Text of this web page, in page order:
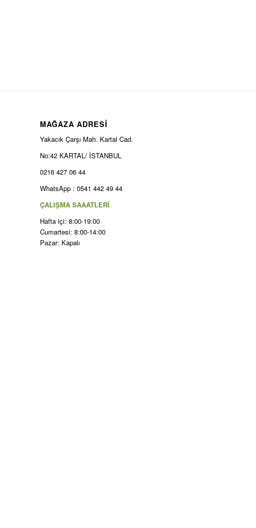
MAĞAZA ADRESİ
Yakacık Çarşı Mah. Kartal Cad.
No:42 KARTAL/ İSTANBUL
0216 427 06 44
WhatsApp : 0541 442 49 44
ÇALIŞMA SAAATLERİ
Hafta içi: 8:00-19:00
Cumartesi: 8:00-14:00
Pazar: Kapalı